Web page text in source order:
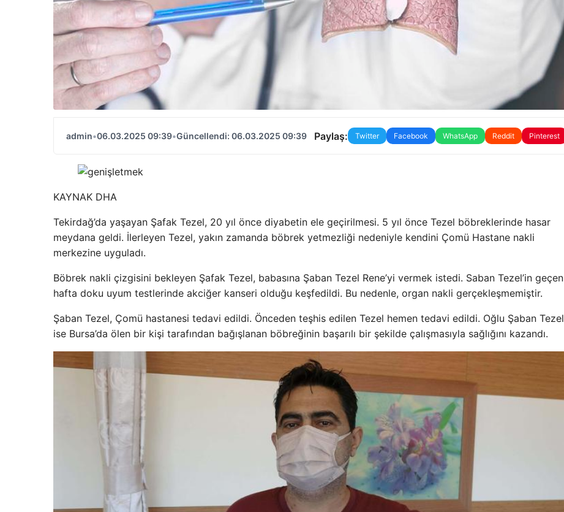
admin•06.03.2025 09:39•Güncellendi: 06.03.2025 09:39 Paylaş: Twitter Facebook WhatsApp Reddit Pinterest
KAYNAK DHA
Tekirdağ’da yaşayan Şafak Tezel, 20 yıl önce diyabetin ele geçirilmesi. 5 yıl önce Tezel böbreklerinde hasar
meydana geldi. İlerleyen Tezel, yakın zamanda böbrek yetmezliği nedeniyle kendini Çomü Hastane nakli
merkezine uyguladı.
Böbrek nakli çizgisini bekleyen Şafak Tezel, babasına Şaban Tezel Rene’yi vermek istedi. Saban Tezel’in geçen
hafta doku uyum testlerinde akciğer kanseri olduğu keşfedildi. Bu nedenle, organ nakli gerçekleşmemiştir.
Şaban Tezel, Çomü hastanesi tedavi edildi. Önceden teşhis edilen Tezel hemen tedavi edildi. Oğlu Şaban Tezel
ise Bursa’da ölen bir kişi tarafından bağışlanan böbreğinin başarılı bir şekilde çalışmasıyla sağlığını kazandı.